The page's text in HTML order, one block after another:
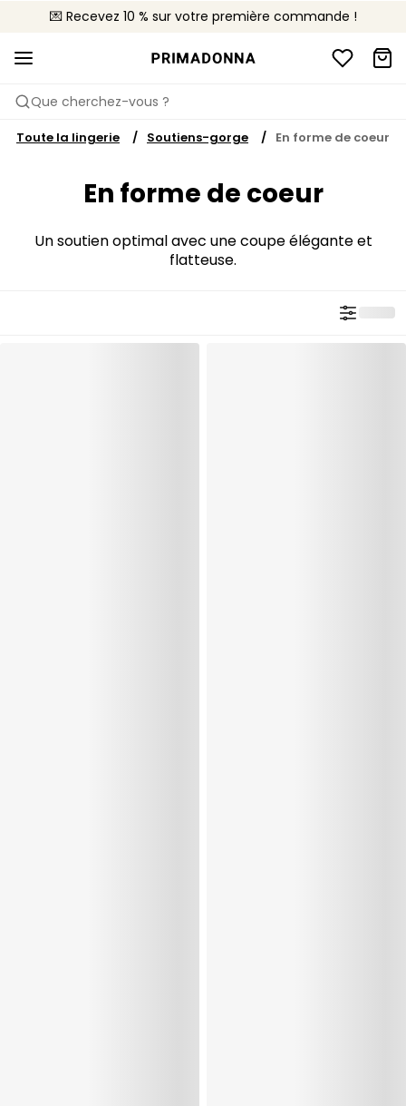
💌 Recevez 10 % sur votre première commande !
🚚 Livraison gratuite à partir de 90€
📦 Retours gratuits
Que cherchez-vous ?
Toute la lingerie Soutiens-gorge En forme de coeur
En forme de coeur
Un soutien optimal avec une coupe élégante et
flatteuse.